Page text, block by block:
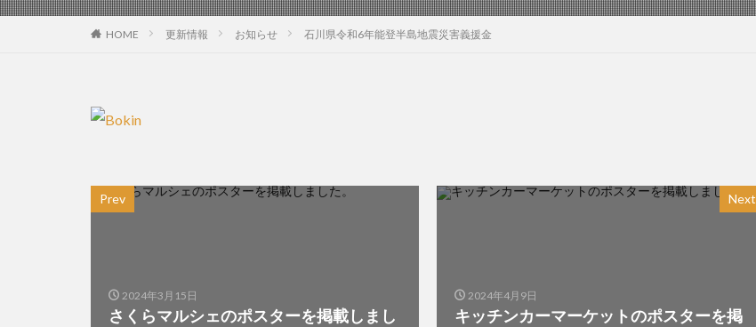
HOME 更新情報 お知らせ 石川県令和6年能登半島地震災害義援金
Prev
2024年3月15日
さくらマルシェのポスターを掲載しまし
Next
2024年4月9日
キッチンカーマーケットのポスターを掲